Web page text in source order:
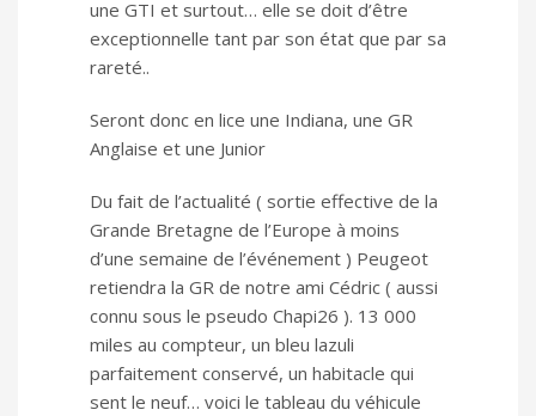
une GTI et surtout… elle se doit d’être
exceptionnelle tant par son état que par sa
rareté..
Seront donc en lice une Indiana, une GR
Anglaise et une Junior
Du fait de l’actualité ( sortie effective de la
Grande Bretagne de l’Europe à moins
d’une semaine de l’événement ) Peugeot
retiendra la GR de notre ami Cédric ( aussi
connu sous le pseudo Chapi26 ). 13 000
miles au compteur, un bleu lazuli
parfaitement conservé, un habitacle qui
sent le neuf… voici le tableau du véhicule